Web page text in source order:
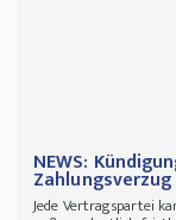
NEWS:
Zahlungsverzug
Jede Vertragspartei